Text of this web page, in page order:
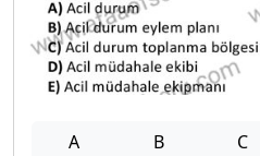
A B C